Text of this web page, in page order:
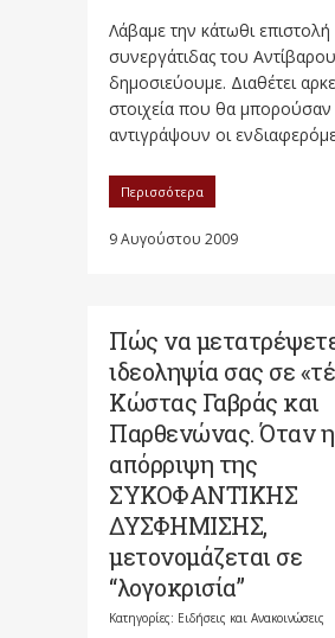
Λάβαμε την κάτωθι επιστολή
συνεργάτιδας του
δημοσιεύουμε. Διαθέτει
στοιχεία που θα
αντιγράψουν οι
Περισσότερα
9 Αυγούστου 2009
Πώς να
ιδεοληψία σας σε
Κώστας Γαβράς και
Παρθενώνας. Όταν η
απόρριψη της
ΣΥΚΟΦΑΝΤΙΚΗΣ
ΔΥΣΦΗΜΙΣΗΣ,
μετονομάζεται σε
“λογοκρισία”
Κατηγορίες: Ειδήσεις και Ανακοινώσεις